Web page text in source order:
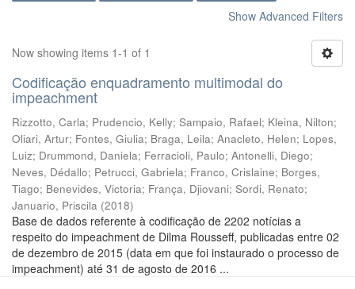
Show Advanced Filters
Now showing items 1-1 of 1
Codificação enquadramento multimodal do
impeachment
Rizzotto, Carla; Prudencio, Kelly; Sampaio, Rafael; Kleina, Nilton;
Oliari, Artur; Fontes, Giulia; Braga, Leila; Anacleto, Helen; Lopes,
Luiz; Drummond, Daniela; Ferracioli, Paulo; Antonelli, Diego;
Neves, Dédallo; Petrucci, Gabriela; Franco, Crislaine; Borges,
Tiago; Benevides, Victoria; França, Djiovani; Sordi, Renato;
Januario, Priscila (2018)
Base de dados referente à codificação de 2202 notícias a
respeito do impeachment de Dilma Rousseff, publicadas entre 02
de dezembro de 2015 (data em que foi instaurado o processo de
impeachment) até 31 de agosto de 2016 ...